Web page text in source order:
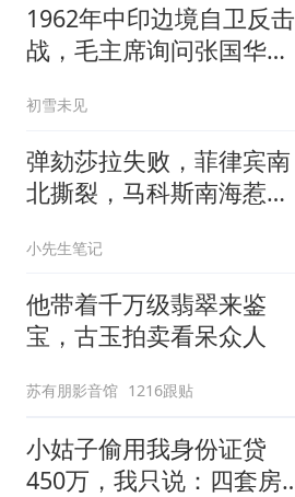
1962年中印边境自卫反击
战，毛主席询问张国华能
初雪未见
弹劾莎拉失败，菲律宾南
北撕裂，马科斯南海惹
小先生笔记
他带着千万级翡翠来鉴
宝，古玉拍卖看呆众人
苏有朋影音馆 1216跟贴
小姑子偷用我身份证贷
450万，我只说：四套房